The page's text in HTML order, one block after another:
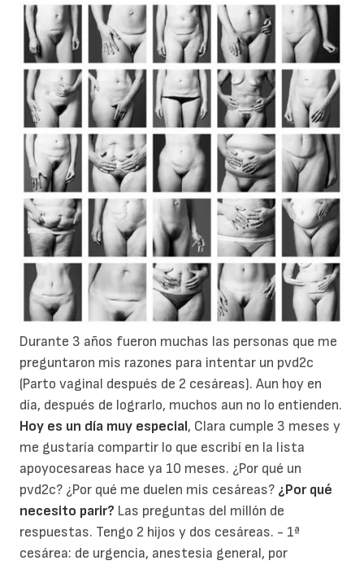
Durante 3 años fueron muchas las personas que me
preguntaron mis razones para intentar un pvd2c
(Parto vaginal después de 2 cesáreas). Aun hoy en
día, después de lograrlo, muchos aun no lo entienden.
Hoy es un día muy especial, Clara cumple 3 meses y
me gustaría compartir lo que escribí en la lista
apoyocesareas hace ya 10 meses. ¿Por qué un
pvd2c? ¿Por qué me duelen mis cesáreas? ¿Por qué
necesito parir? Las preguntas del millón de
respuestas. Tengo 2 hijos y dos cesáreas. - 1ª
cesárea: de urgencia, anestesia general, por